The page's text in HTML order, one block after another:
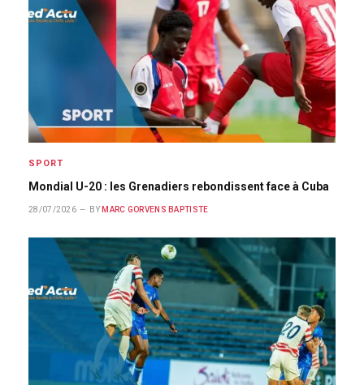
SPORT
Mondial U-20 : les Grenadiers rebondissent face à Cuba
28/07/2026 BY MARC GORVENS BAPTISTE